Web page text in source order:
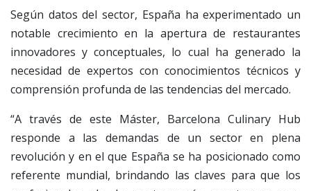
Según datos del sector, España ha experimentado un
notable crecimiento en la apertura de restaurantes
innovadores y conceptuales, lo cual ha generado la
necesidad de expertos con conocimientos técnicos y
comprensión profunda de las tendencias del mercado.
“A través de este Máster, Barcelona Culinary Hub
responde a las demandas de un sector en plena
revolución y en el que España se ha posicionado como
referente mundial, brindando las claves para que los